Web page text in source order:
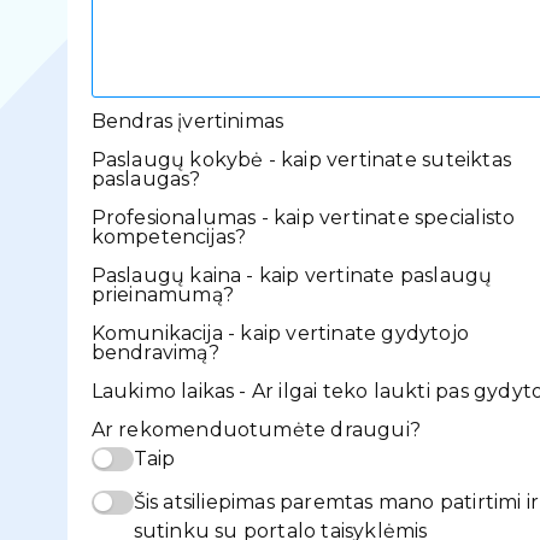
Bendras įvertinimas
Paslaugų kokybė - kaip vertinate suteiktas
paslaugas?
Profesionalumas - kaip vertinate specialisto
kompetencijas?
Paslaugų kaina - kaip vertinate paslaugų
prieinamumą?
Komunikacija - kaip vertinate gydytojo
bendravimą?
Laukimo laikas - Ar ilgai teko laukti pas
Ar rekomenduotumėte draugui?
Taip
Šis atsiliepimas paremtas mano patirtimi ir
sutinku su portalo taisyklėmis